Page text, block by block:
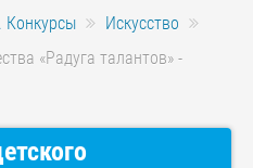
Конкурсы
Искусство
«Радуга талантов» -